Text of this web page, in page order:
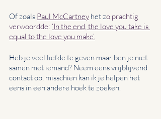
Of zoals Paul McCartney het zo prachtig
verwoordde: ‘In the end, the love you take is
equal to the love you make’.
Heb je veel liefde te geven maar ben je niet
samen met iemand? Neem eens vrijblijvend
contact op, misschien kan ik je helpen het
eens in een andere hoek te zoeken.